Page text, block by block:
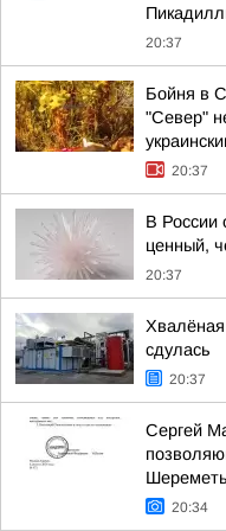
20:37
Бойня в
"Север"
20:37
В России
ценный,
20:37
сдулась
20:37
Сергей
20:34